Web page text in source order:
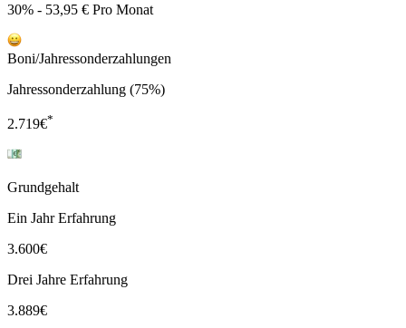
30% - 53,95 € Pro Monat
Boni/Jahressonderzahlungen
Jahressonderzahlung (75%)
2.719€*
Grundgehalt
Ein Jahr Erfahrung
3.600€
Drei Jahre Erfahrung
3.889€